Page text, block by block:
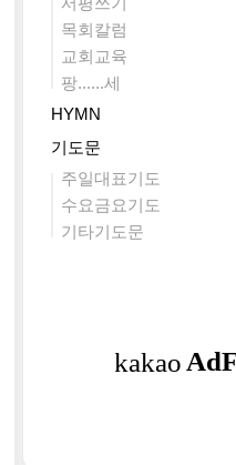
목회칼럼
교회교육
팡......세
HYMN
기도문
주일대표기도
수요금요기도
기타기도문